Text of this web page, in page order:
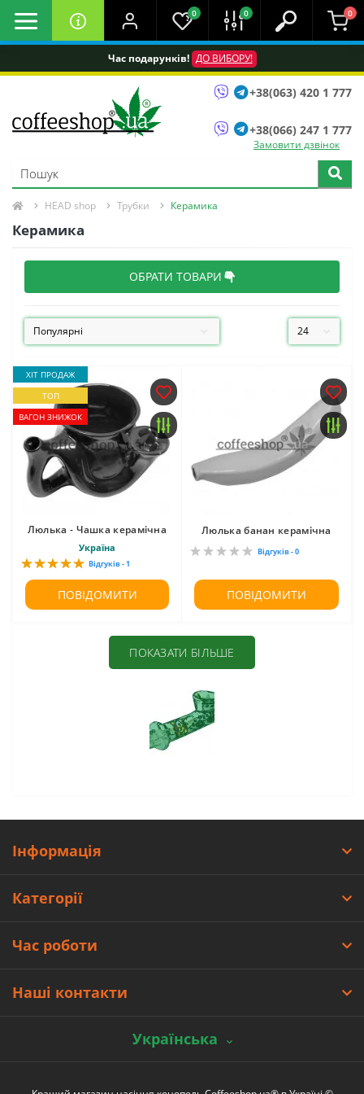
Час подарунків! ДО ВИБОРУ!
0 0 0
+38(063) 420 1 777
+38(066) 247 1 777
Замовити дзвінок
HEAD shop Трубки Керамика
Керамика
ОБРАТИ ТОВАРИ
ХІТ ПРОДАЖ
ТОП
ВАГОН ЗНИЖОК
Люлька - Чашка керамічна
Україна
Відгуків - 1
ПОВІДОМИТИ
Люлька банан керамічна
Відгуків - 0
ПОВІДОМИТИ
ПОКАЗАТИ БІЛЬШЕ
Інформація
Категорії
Час роботи
Наші контакти
Українська